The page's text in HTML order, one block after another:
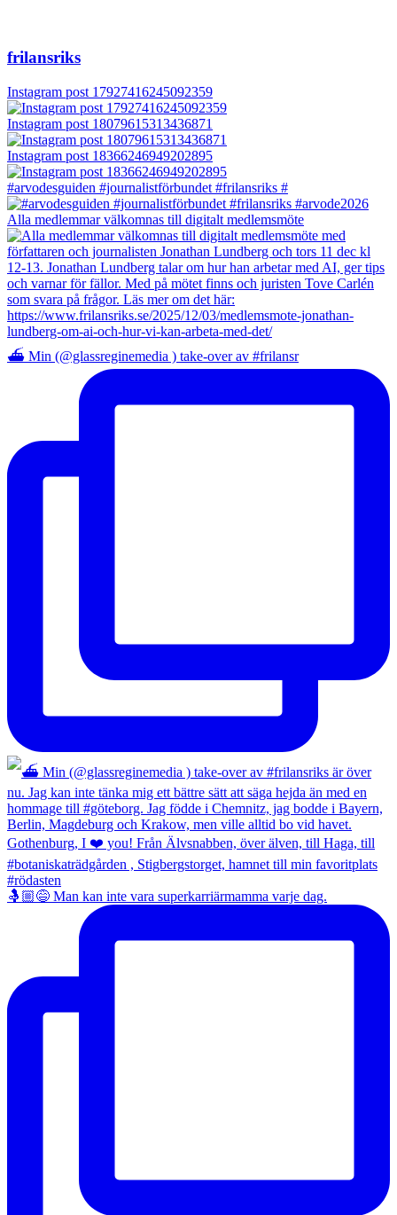
frilansriks
Instagram post 17927416245092359
Instagram post 18079615313436871
Instagram post 18366246949202895
#arvodesguiden #journalistförbundet #frilansriks #
Alla medlemmar välkomnas till digitalt medlemsmöte
⛴️ Min (@glassreginemedia ) take-over av #frilansr
🤱🏼😅 Man kan inte vara superkarriärmamma varje dag.